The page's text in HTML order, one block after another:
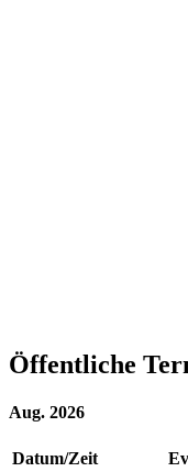
Öffentliche
Aug. 2026
Datum/Zeit